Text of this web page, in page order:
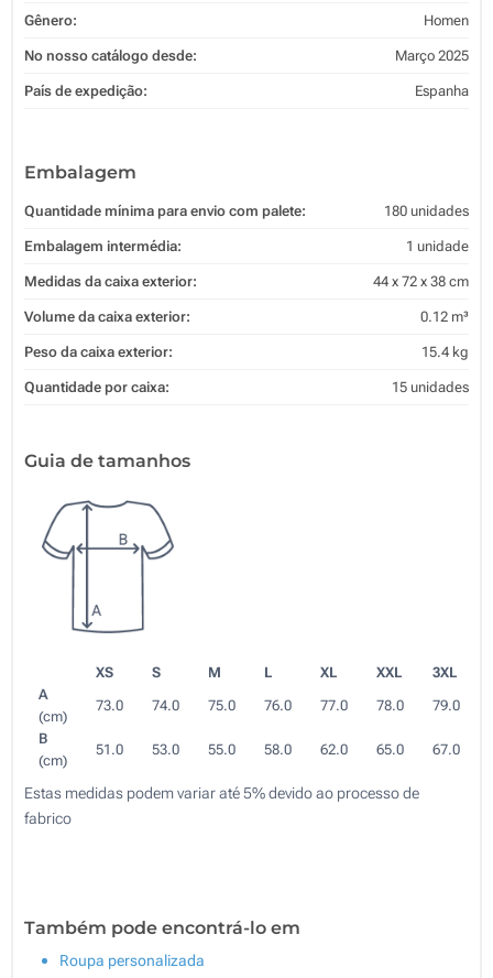
Gênero: Homen
No nosso catálogo desde: Março 2025
País de expedição: Espanha
Embalagem
Quantidade mínima para envio com palete: 180 unidades
Embalagem intermédia: 1 unidade
Medidas da caixa exterior: 44 x 72 x 38 cm
Volume da caixa exterior: 0.12 m³
Peso da caixa exterior: 15.4 kg
Quantidade por caixa: 15 unidades
Guia de tamanhos
XS S M L XL XXL
3XL
A
(cm)
73.0 74.0 75.0 76.0 77.0 78.0
79.0
B
(cm)
51.0 53.0 55.0 58.0 62.0 65.0 67.0
Estas medidas podem variar até 5% devido ao processo de
fabrico
Também pode encontrá-lo em
Roupa personalizada